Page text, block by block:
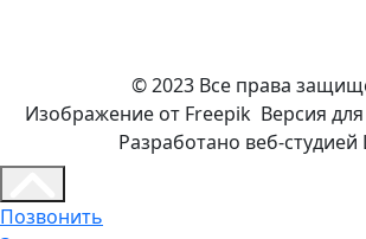
© 2023 Все права
Изображение от Freepik Версия
Разработано веб-студией
Позвонить